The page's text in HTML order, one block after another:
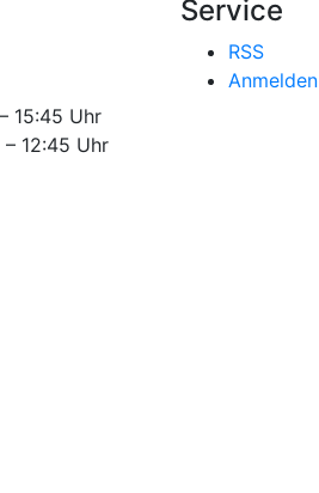
15:45 Uhr
Uhr
Service
RSS
Anmelden